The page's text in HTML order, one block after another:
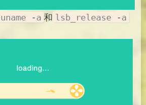
uname -a 和 lsb_release -a